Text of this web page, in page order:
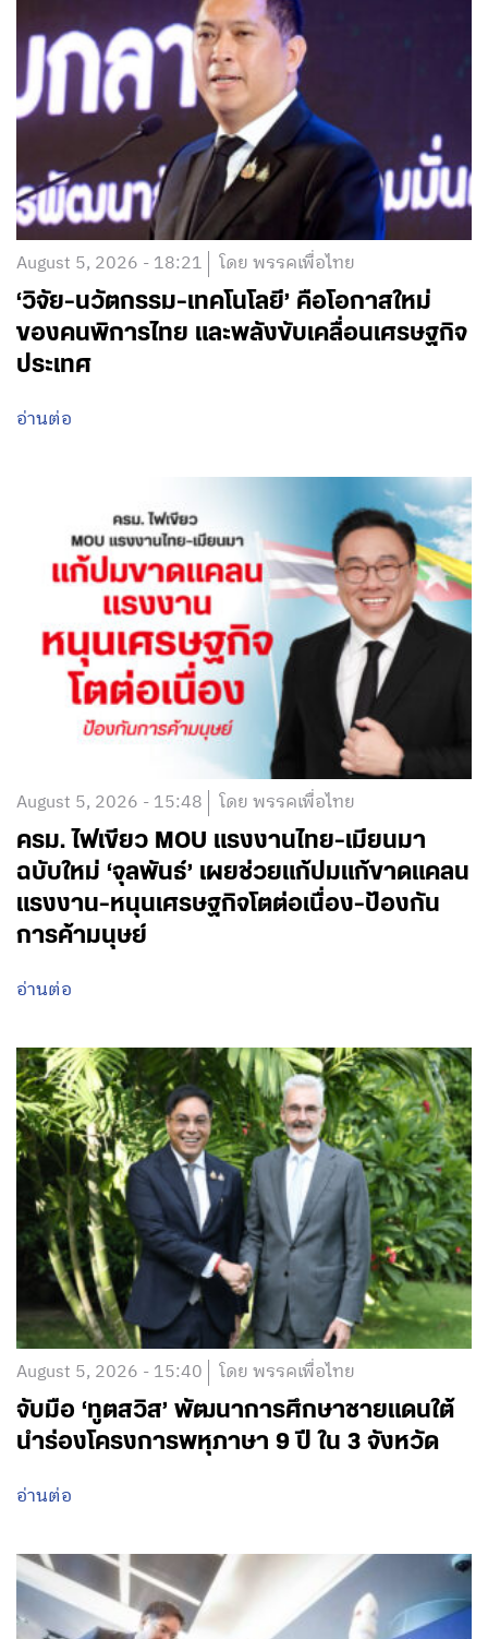
August 5, 2026 - 18:21 โดย พรรคเพื่อไทย
‘วิจัย-นวัตกรรม-เทคโนโลยี’ คือโอกาสใหม่
ของคนพิการไทย และพลังขับเคลื่อนเศรษฐกิจ
ประเทศ
อ่านต่อ
August 5, 2026 - 15:48 โดย พรรคเพื่อไทย
ครม. ไฟเขียว MOU แรงงานไทย-เมียนมา
ฉบับใหม่ ‘จุลพันธ์’ เผยช่วยแก้ปมแก้ขาดแคลน
แรงงาน-หนุนเศรษฐกิจโตต่อเนื่อง-ป้องกัน
การค้ามนุษย์
อ่านต่อ
August 5, 2026 - 15:40 โดย พรรคเพื่อไทย
จับมือ ‘ทูตสวิส’ พัฒนาการศึกษาชายแดนใต้
นำร่องโครงการพหุภาษา 9 ปี ใน 3 จังหวัด
อ่านต่อ